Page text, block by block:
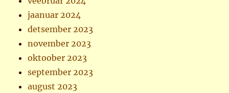
jaanuar 2024
detsember 2023
november 2023
oktoober 2023
september 2023
august 2023